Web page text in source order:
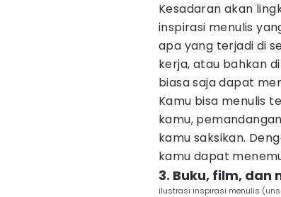
Kesadaran akan
inspirasi menulis
apa yang terjadi di
kerja, atau bahkan
biasa saja dapat
Kamu bisa menulis
kamu,
kamu saksikan.
kamu dapat
3. Buku, film, dan
ilustrasi inspirasi menulis